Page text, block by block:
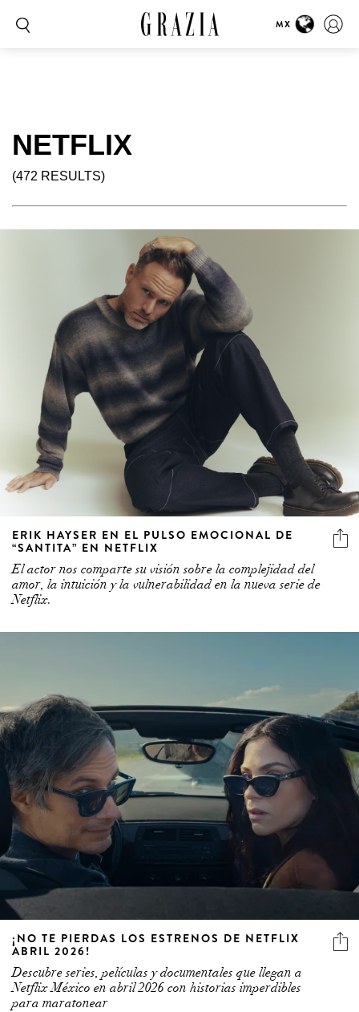
MX
NETFLIX
(472 RESULTS)
ERIK HAYSER EN EL PULSO EMOCIONAL DE
“SANTITA” EN NETFLIX
El actor nos comparte su visión sobre la complejidad del
amor, la intuición y la vulnerabilidad en la nueva serie de
Netflix.
¡NO TE PIERDAS LOS ESTRENOS DE NETFLIX
ABRIL 2026!
Descubre series, películas y documentales que llegan a
Netflix México en abril 2026 con historias imperdibles
para maratonear